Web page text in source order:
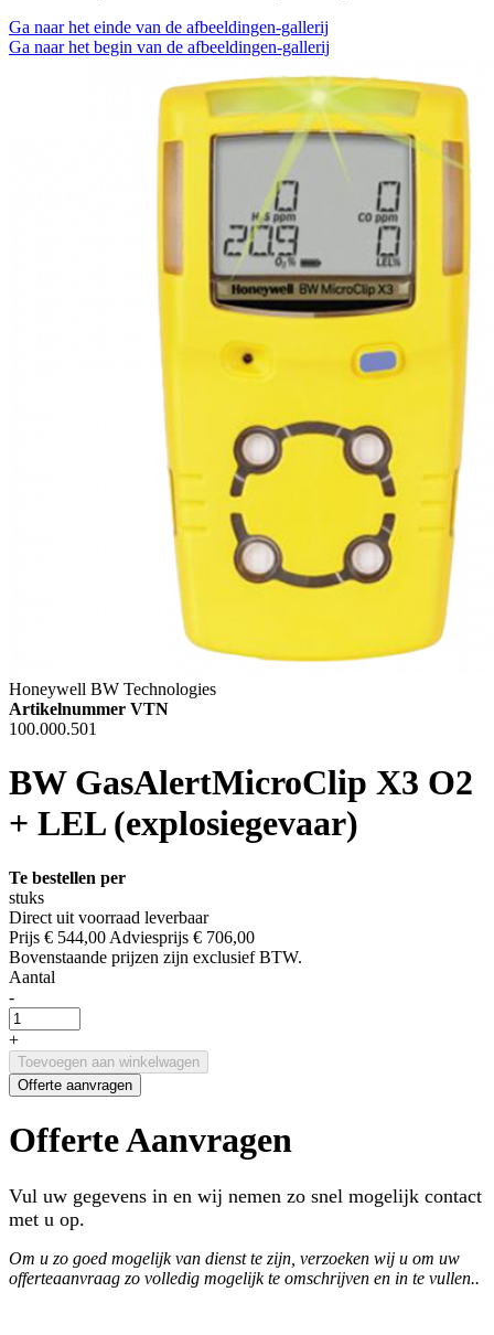
Ga naar het einde van de afbeeldingen-gallerij
Ga naar het begin van de afbeeldingen-gallerij
Honeywell BW Technologies
Artikelnummer VTN
100.000.501
BW GasAlertMicroClip X3 O2
+ LEL (explosiegevaar)
Te bestellen per
stuks
Direct uit voorraad leverbaar
Prijs € 544,00 Adviesprijs € 706,00
Bovenstaande prijzen zijn exclusief BTW.
Aantal
-
+
Toevoegen aan winkelwagen
Offerte aanvragen
Offerte Aanvragen
Vul uw gegevens in en wij nemen zo snel mogelijk contact
met u op.
Om u zo goed mogelijk van dienst te zijn, verzoeken wij u om uw
offerteaanvraag zo volledig mogelijk te omschrijven en in te vullen..